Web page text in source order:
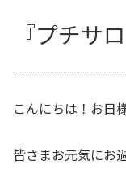
『プチサ
こんにちは！お日
皆さまお元気にお